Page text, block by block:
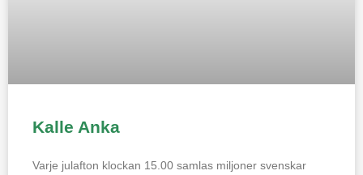
Kalle Anka
Varje julafton klockan 15.00 samlas miljoner svenskar